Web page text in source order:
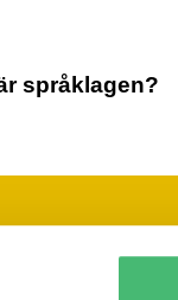
språklagen?
Följ oss på